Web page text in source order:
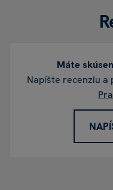
Máte
Napíšte recenziu a